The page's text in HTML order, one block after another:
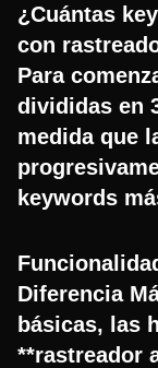
¿Cuántas
con
Para
divididas en
medida que
keywords
Diferencia
básicas, las
**rastreador